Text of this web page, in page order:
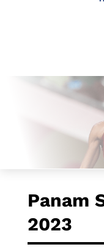
Panam
2023